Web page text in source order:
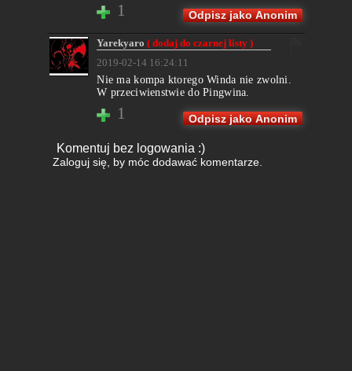
1 Odpisz jako Anonim
Yarekyaro( dodaj do czarnej listy )
2019-02-14 16:24:11
Nie ma kompa ktorego Winda nie zwolni.
W przeciwienstwie do Pingwina.
1 Odpisz jako Anonim
Komentuj bez logowania :)
Zaloguj się, by móc dodawać komentarze.